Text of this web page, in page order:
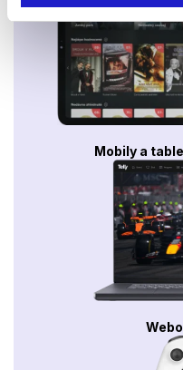
Mobily a